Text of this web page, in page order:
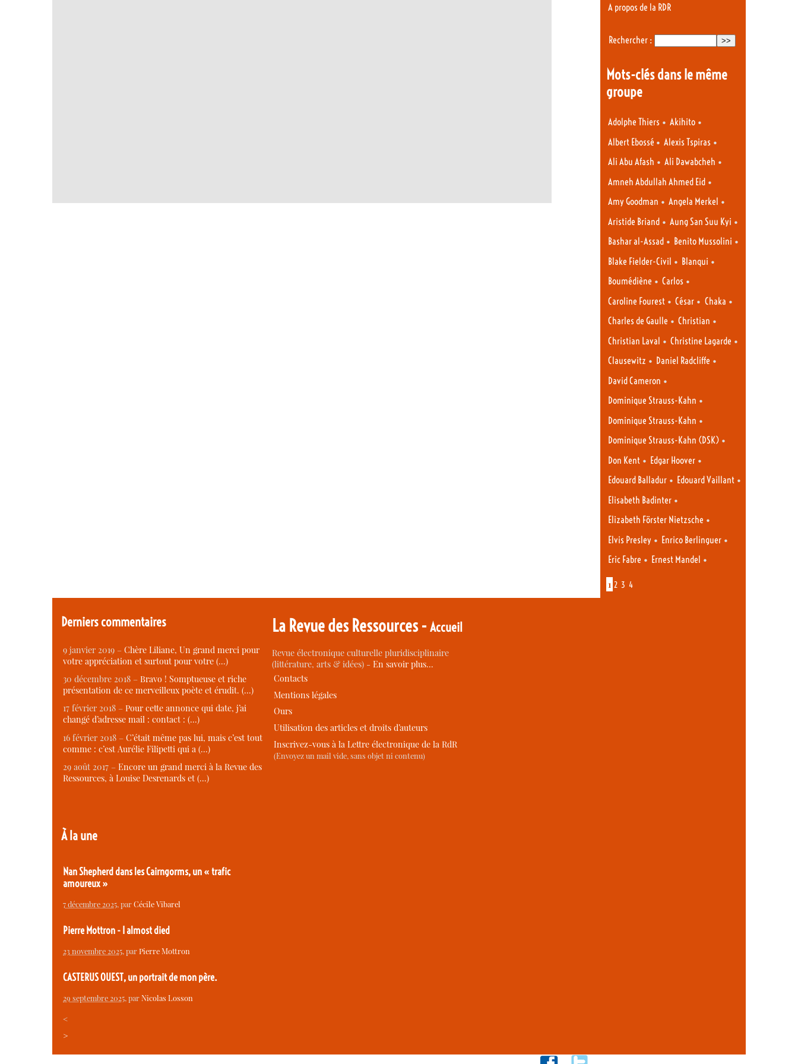
A propos de la RDR
Rechercher :
Mots-clés dans le même
groupe
Adolphe Thiers • Akihito •
Albert Ebossé • Alexis Tspiras •
Ali Abu Afash • Ali Dawabcheh •
Amneh Abdullah Ahmed Eid •
Amy Goodman • Angela Merkel •
Aristide Briand • Aung San Suu Kyi •
Bashar al-Assad • Benito Mussolini •
Blake Fielder-Civil • Blanqui •
Boumédiène • Carlos •
Caroline Fourest • César • Chaka •
Charles de Gaulle • Christian •
Christian Laval • Christine Lagarde •
Clausewitz • Daniel Radcliffe •
David Cameron •
Dominique Strauss-Kahn •
Dominique Strauss-Kahn •
Dominique Strauss-Kahn (DSK) •
Don Kent • Edgar Hoover •
Edouard Balladur • Edouard Vaillant •
Elisabeth Badinter •
Elizabeth Förster Nietzsche •
Elvis Presley • Enrico Berlinguer •
Eric Fabre • Ernest Mandel •
1 2 3 4
Derniers commentaires
9 janvier 2019 – Chère Liliane, Un grand merci pour
votre appréciation et surtout pour votre (…)
30 décembre 2018 – Bravo ! Somptueuse et riche
présentation de ce merveilleux poète et érudit. (…)
17 février 2018 – Pour cette annonce qui date, j’ai
changé d’adresse mail : contact : (…)
16 février 2018 – C’était même pas lui, mais c’est tout
comme : c’est Aurélie Filipetti qui a (…)
29 août 2017 – Encore un grand merci à la Revue des
Ressources, à Louise Desrenards et (…)
À la une
Nan Shepherd dans les Cairngorms, un « trafic
amoureux »
7 décembre 2025, parCécile Vibarel
Pierre Mottron - I almost died
23 novembre 2025, parPierre Mottron
CASTERUS OUEST, un portrait de mon père.
29 septembre 2025, parNicolas Losson
<
>
La Revue des Ressources -Accueil
Revue électronique culturelle pluridisciplinaire
(littérature, arts & idées) -En savoir plus…
Contacts
Mentions légales
Ours
Utilisation des articles et droits d’auteurs
Inscrivez-vous à la Lettre électronique de la RdR
(Envoyez un mail vide, sans objet ni contenu)